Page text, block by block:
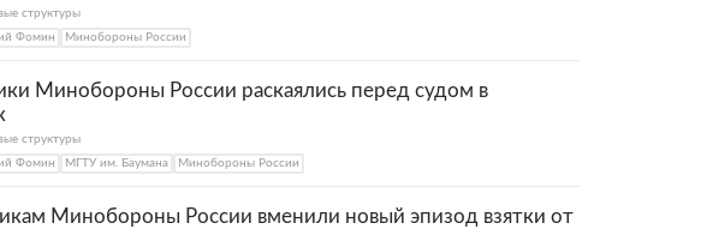
структуры
Фомин Минобороны России
Минобороны России раскаялись перед судом в
структуры
Фомин МГТУ им. Баумана Минобороны России
Минобороны России вменили новый эпизод взятки от